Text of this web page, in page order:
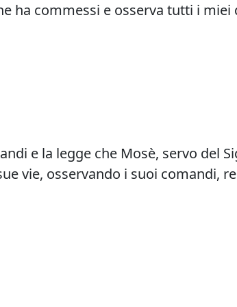
ha commessi e osserva tutti i miei
e la legge che Mosè, servo del
vie, osservando i suoi comandi,